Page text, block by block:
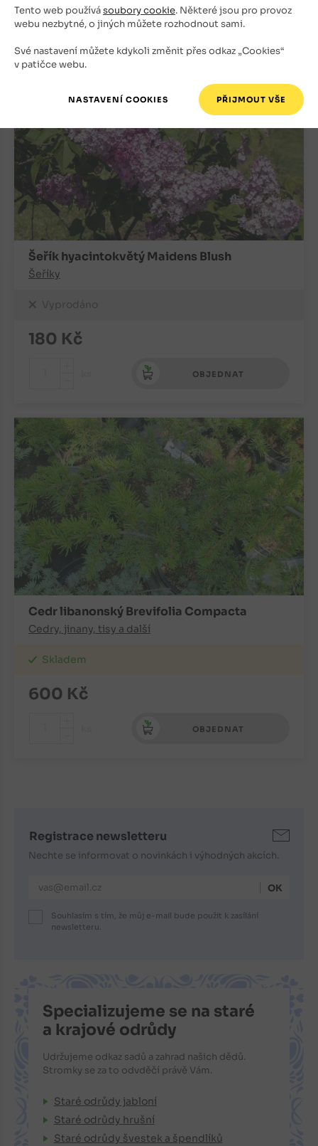
Tento web používásoubory cookie. Některé jsou pro provoz
webu nezbytné, o jiných můžete rozhodnout sami.
Své nastavení můžete kdykoli změnit přes odkaz „Cookies“
v patičce webu.
+
-
ks OBJEDNAT
Šeřík hyacintokvětý Maidens Blush
Šeříky
Vyprodáno
180 Kč
OBJEDNAT
Cedr libanonský Brevifolia Compacta
Cedry, jinany, tisy a další
Skladem
600 Kč
OBJEDNAT
Registrace newsletteru
Nechte se informovat o novinkách i výhodných akcích.
E-mailová adresa
Souhlasím s tím, že můj e-mail bude použit k zasílání
newsletteru.
Specializujeme se na staré
a krajové odrůdy
Udržujeme odkaz sadů a zahrad našich dědů.
Stromky se za to odvděčí právě Vám.
Staré odrůdy jabloní
Staré odrůdy hrušní
Staré odrůdy švestek a špendlíků